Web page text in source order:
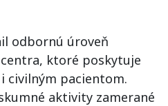
odbornú úroveň
ktoré poskytuje
civilným pacientom.
aktivity zamerané